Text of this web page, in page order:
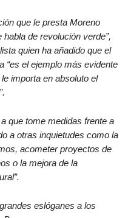
que le presta Moreno
de revolución verde”,
quien ha añadido que el
“es el ejemplo más evidente
importa en absoluto el
que tome medidas frente a
a otras inquietudes como la
acometer proyectos de
o la mejora de la
eslóganes a los